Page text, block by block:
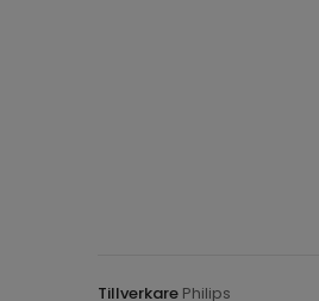
Tillverkare Philips